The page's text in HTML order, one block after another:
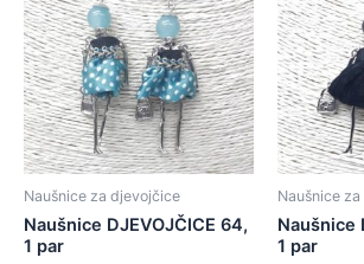
Naušnice za djevojčice
Naušnice DJEVOJČICE 64,
1 par
Naušnice
Naušnice
1 par